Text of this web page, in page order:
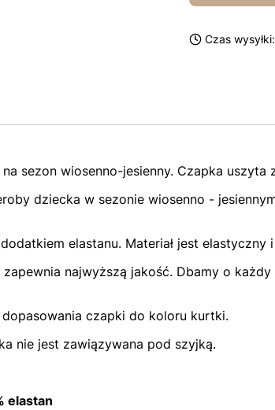
Czas wysyłki:
sezon wiosenno-jesienny. Czapka uszyta
dziecka w sezonie wiosenno -
elastanu. Materiał jest elastyczny
zapewnia najwyższą jakość. Dbamy o
czapki do koloru kurtki.
nie jest zawiązywana pod szyjką.
elastan